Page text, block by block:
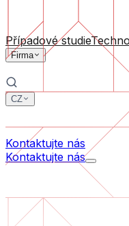
Všechny služby
Případové studie
Firma
CZ
Kontaktujte nás
Kontaktujte nás